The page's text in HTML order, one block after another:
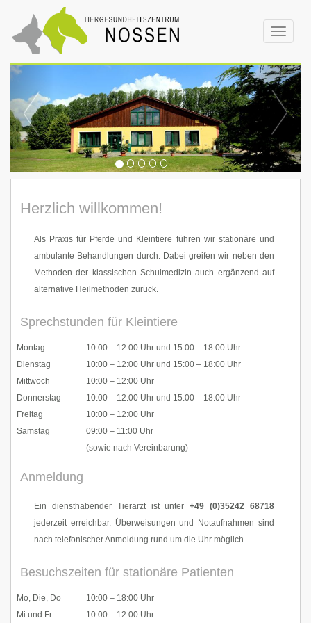
Toggle
Herzlich willkommen!
Als Praxis für Pferde und Kleintiere führen wir stationäre und
ambulante Behandlungen durch. Dabei greifen wir neben den
Methoden der klassischen Schulmedizin auch ergänzend auf
alternative Heilmethoden zurück.
Sprechstunden für Kleintiere
Montag
10:00 – 12:00 Uhr und 15:00 – 18:00 Uhr
Dienstag
10:00 – 12:00 Uhr und 15:00 – 18:00 Uhr
Mittwoch
10:00 – 12:00 Uhr
Donnerstag
10:00 – 12:00 Uhr und 15:00 – 18:00 Uhr
Freitag
10:00 – 12:00 Uhr
Samstag
09:00 – 11:00 Uhr
(sowie nach Vereinbarung)
Anmeldung
Ein diensthabender Tierarzt ist unter+49 (0)35242 68718
jederzeit erreichbar. Überweisungen und Notaufnahmen sind
nach telefonischer Anmeldung rund um die Uhr möglich.
Besuchszeiten für stationäre Patienten
Mo, Die, Do
10:00 – 18:00 Uhr
Mi und Fr
10:00 – 12:00 Uhr